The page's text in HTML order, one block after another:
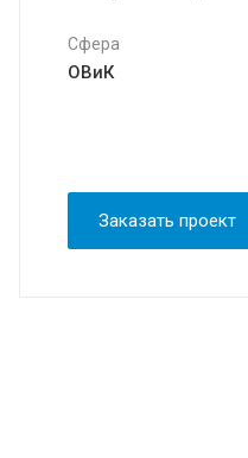
Сфера
ОВиК
Заказать проект